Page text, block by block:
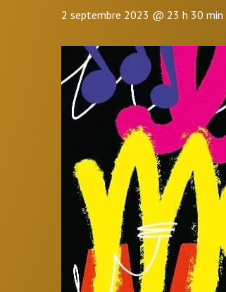
2 septembre 2023 @ 23 h 30 min